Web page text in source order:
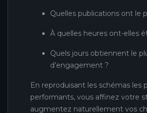
Quelles publications ont le
À quelles heures ont-elles
Quels jours obtiennent le
d’engagement ?
En reproduisant les schémas les
performants, vous affinez votre
augmentez naturellement vos